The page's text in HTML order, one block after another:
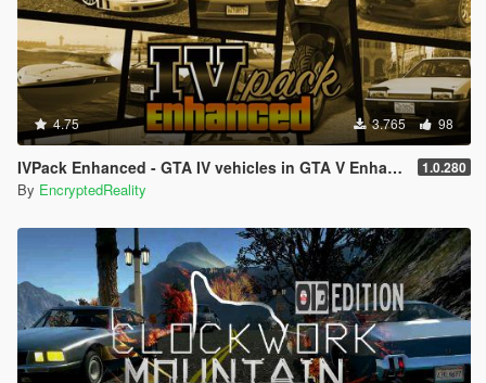
4.75 3.765 98
IVPack Enhanced - GTA IV vehicles in GTA V Enhanced 1.0.280
By EncryptedReality